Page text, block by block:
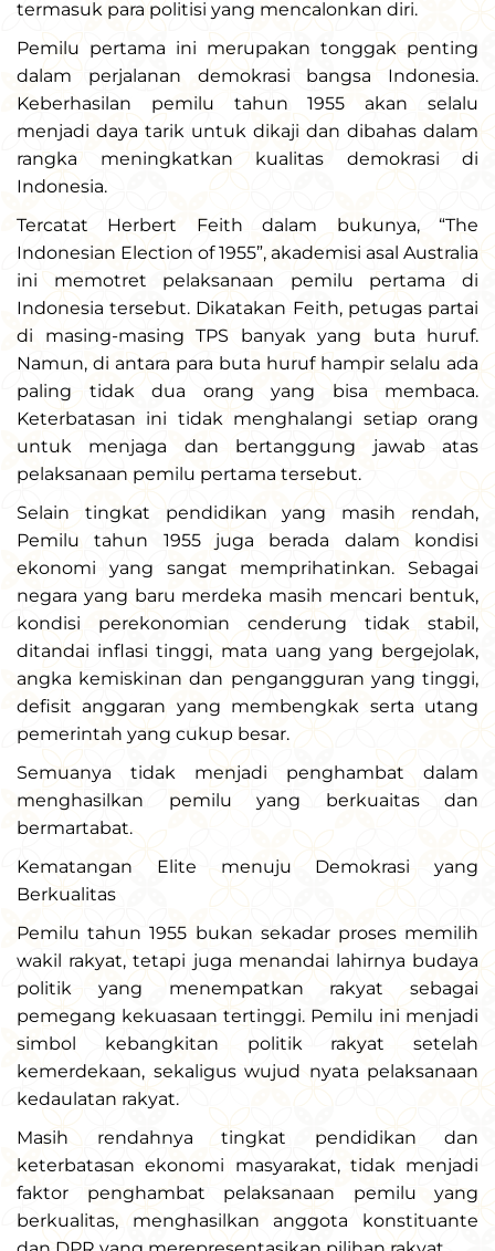
termasuk para politisi yang mencalonkan diri.
Pemilu pertama ini merupakan tonggak penting
dalam perjalanan demokrasi bangsa Indonesia.
Keberhasilan pemilu tahun 1955 akan selalu
menjadi daya tarik untuk dikaji dan dibahas dalam
rangka meningkatkan kualitas demokrasi di
Indonesia.
Tercatat Herbert Feith dalam bukunya, “The
Indonesian Election of 1955”, akademisi asal Australia
ini memotret pelaksanaan pemilu pertama di
Indonesia tersebut. Dikatakan Feith, petugas partai
di masing-masing TPS banyak yang buta huruf.
Namun, di antara para buta huruf hampir selalu ada
paling tidak dua orang yang bisa membaca.
Keterbatasan ini tidak menghalangi setiap orang
untuk menjaga dan bertanggung jawab atas
pelaksanaan pemilu pertama tersebut.
Selain tingkat pendidikan yang masih rendah,
Pemilu tahun 1955 juga berada dalam kondisi
ekonomi yang sangat memprihatinkan. Sebagai
negara yang baru merdeka masih mencari bentuk,
kondisi perekonomian cenderung tidak stabil,
ditandai inflasi tinggi, mata uang yang bergejolak,
angka kemiskinan dan pengangguran yang tinggi,
defisit anggaran yang membengkak serta utang
pemerintah yang cukup besar.
Semuanya tidak menjadi penghambat dalam
menghasilkan pemilu yang berkuaitas dan
bermartabat.
Kematangan Elite menuju Demokrasi yang
Berkualitas
Pemilu tahun 1955 bukan sekadar proses memilih
wakil rakyat, tetapi juga menandai lahirnya budaya
politik yang menempatkan rakyat sebagai
pemegang kekuasaan tertinggi. Pemilu ini menjadi
simbol kebangkitan politik rakyat setelah
kemerdekaan, sekaligus wujud nyata pelaksanaan
kedaulatan rakyat.
Masih rendahnya tingkat pendidikan dan
keterbatasan ekonomi masyarakat, tidak menjadi
faktor penghambat pelaksanaan pemilu yang
berkualitas, menghasilkan anggota konstituante